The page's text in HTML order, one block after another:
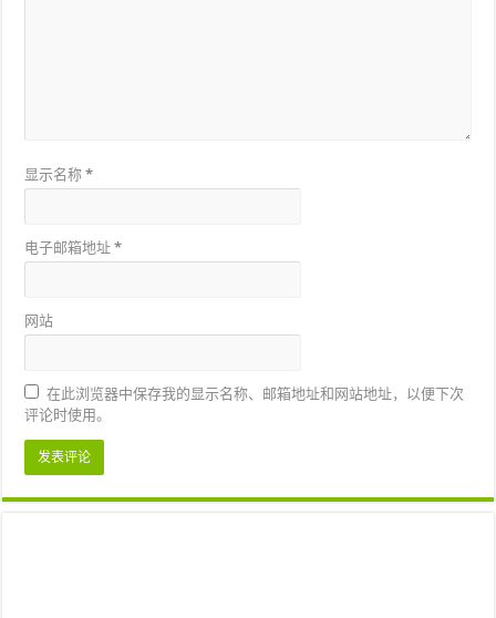
显示名称*
电子邮箱地址*
网站
在此浏览器中保存我的显示名称、邮箱地址和网站地址，以便下次
评论时使用。